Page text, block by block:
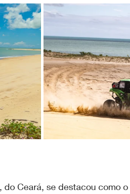
Ceará, se destacou como